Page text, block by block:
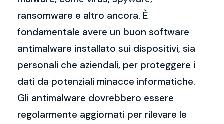
ransomware e altro ancora. È
fondamentale avere un buon software
antimalware installato sui dispositivi, sia
personali che aziendali, per proteggere i
dati da potenziali minacce informatiche.
Gli antimalware dovrebbero essere
regolarmente aggiornati per rilevare le